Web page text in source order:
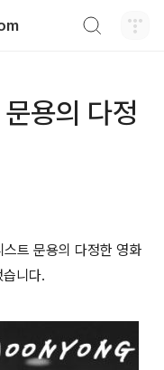
용의 다정
트 문용의 다정한 영화
니다.